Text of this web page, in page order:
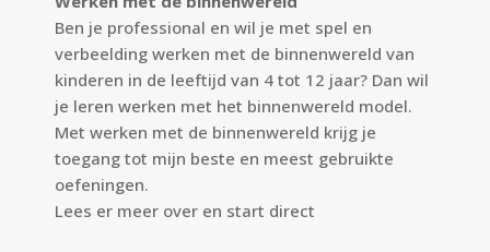
Ben je professional en wil je met spel en
verbeelding werken met de binnenwereld van
kinderen in de leeftijd van 4 tot 12 jaar? Dan wil
je leren werken met het binnenwereld model.
Met werken met de binnenwereld krijg je
toegang tot mijn beste en meest gebruikte
oefeningen.
Lees er meer over en start direct